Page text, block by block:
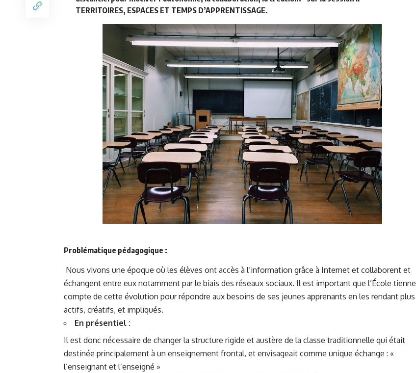
TERRITOIRES, ESPACES ET TEMPS D’APPRENTISSAGE.
Problématique pédagogique :
Nous vivons une époque où les élèves ont accès à l’information grâce à Internet et collaborent et
échangent entre eux notamment par le biais des réseaux sociaux. Il est important que l’École tienne
compte de cette évolution pour répondre aux besoins de ses jeunes apprenants en les rendant plus
actifs, créatifs, et impliqués.
En présentiel :
Il est donc nécessaire de changer la structure rigide et austère de la classe traditionnelle qui était
destinée principalement à un enseignement frontal, et envisageait comme unique échange : «
l’enseignant et l’enseigné »